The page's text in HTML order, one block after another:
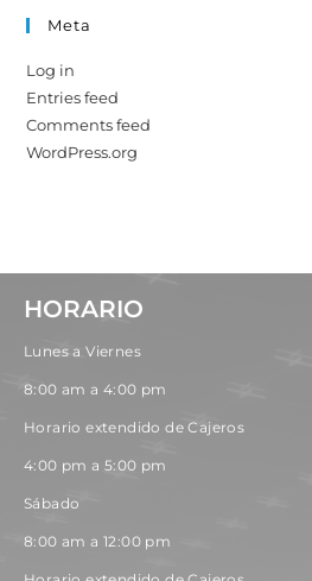
Meta
Log in
Entries feed
Comments feed
WordPress.org
HORARIO
Lunes a Viernes
8:00 am a 4:00 pm
Horario extendido de Cajeros
4:00 pm a 5:00 pm
Sábado
8:00 am a 12:00 pm